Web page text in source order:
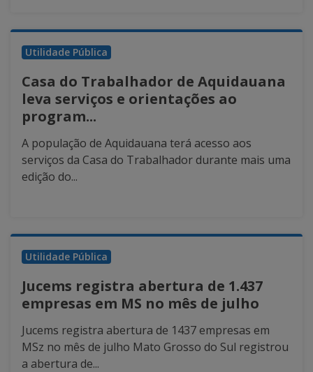
Utilidade Pública
Casa do Trabalhador de Aquidauana
leva serviços e orientações ao
program...
A população de Aquidauana terá acesso aos
serviços da Casa do Trabalhador durante mais uma
edição do...
Utilidade Pública
Jucems registra abertura de 1.437
empresas em MS no mês de julho
Jucems registra abertura de 1437 empresas em
MSz no mês de julho Mato Grosso do Sul registrou
a abertura de...